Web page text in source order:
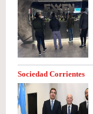
Sociedad Corrientes